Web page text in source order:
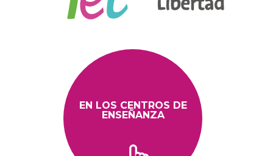
EN LOS CENTROS DE
ENSEÑANZA